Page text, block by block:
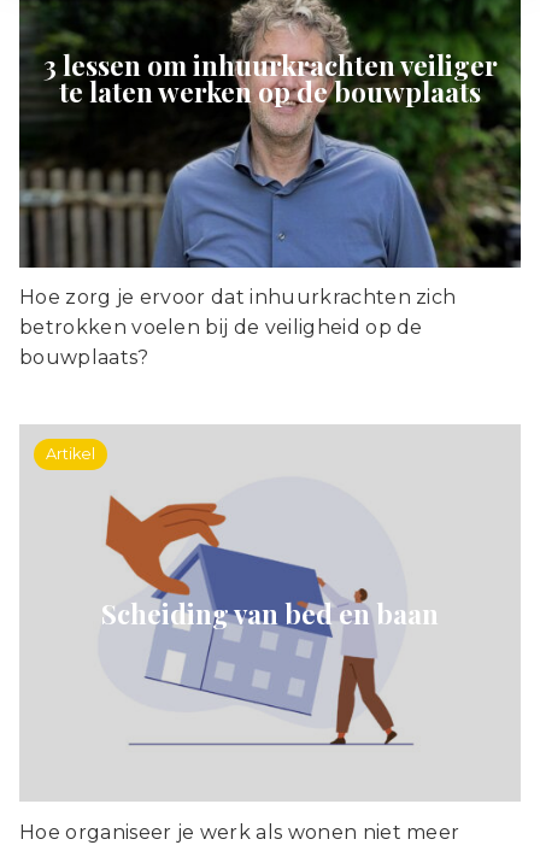
3 lessen om inhuurkrachten veiliger
te laten werken op de bouwplaats
Hoe zorg je ervoor dat inhuurkrachten zich
betrokken voelen bij de veiligheid op de
bouwplaats?
Artikel
Scheiding van bed en baan
Hoe organiseer je werk als wonen niet meer